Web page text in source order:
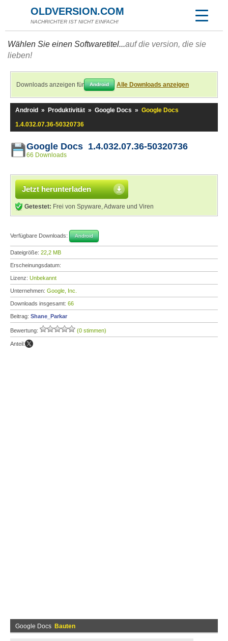
OLDVERSION.COM
NACHRICHTER IST NICHT EINFACH!
Wählen Sie einen Softwaretitel...auf die version, die sie
lieben!
Downloads anzeigen für Android Alle Downloads anzeigen
Android » Produktivität » Google Docs » Google Docs
1.4.032.07.36-50320736
Google Docs 1.4.032.07.36-50320736
66 Downloads
Jetzt herunterladen
Getestet: Frei von Spyware, Adware und Viren
Verfügbare Downloads: Android
Dateigröße: 22,2 MB
Erscheinungsdatum:
Lizenz: Unbekannt
Unternehmen: Google, Inc.
Downloads insgesamt: 66
Beitrag: Shane_Parkar
Bewertung: (0 stimmen)
Anteil:
Google Docs Bauten